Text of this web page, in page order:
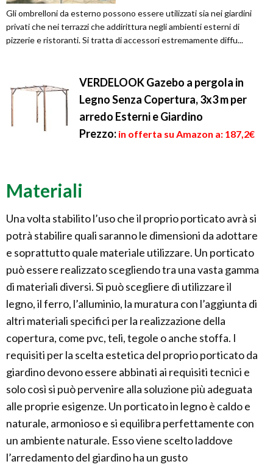
Gli ombrelloni da esterno possono essere utilizzati sia nei giardini
privati che nei terrazzi che addirittura negli ambienti esterni di
pizzerie e ristoranti. Si tratta di accessori estremamente diffu...
VERDELOOK Gazebo a pergola in
Legno Senza Copertura, 3x3 m per
arredo Esterni e Giardino
Prezzo: in offerta su Amazon a: 187,2€
Materiali
Una volta stabilito l’uso che il proprio porticato avrà si
potrà stabilire quali saranno le dimensioni da adottare
e soprattutto quale materiale utilizzare. Un porticato
può essere realizzato scegliendo tra una vasta gamma
di materiali diversi. Si può scegliere di utilizzare il
legno, il ferro, l’alluminio, la muratura con l’aggiunta di
altri materiali specifici per la realizzazione della
copertura, come pvc, teli, tegole o anche stoffa. I
requisiti per la scelta estetica del proprio porticato da
giardino devono essere abbinati ai requisiti tecnici e
solo così si può pervenire alla soluzione più adeguata
alle proprie esigenze. Un porticato in legno è caldo e
naturale, armonioso e si equilibra perfettamente con
un ambiente naturale. Esso viene scelto laddove
l’arredamento del giardino ha un gusto